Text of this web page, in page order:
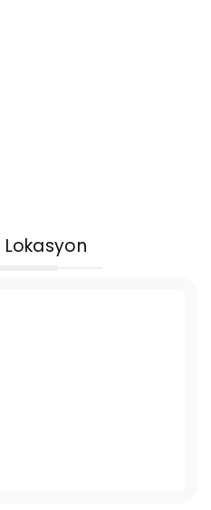
Lokasyon